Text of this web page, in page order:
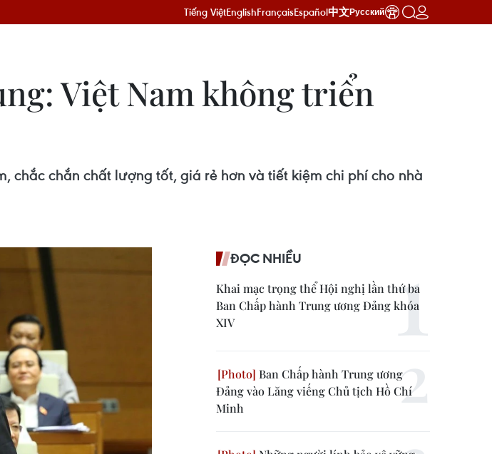
Tiếng ViệtEnglishFrançaisEspañol中文Русский
Việt Nam không triển
chắc chắn chất lượng tốt, giá rẻ hơn và tiết kiệm chi phí cho nhà
ĐỌC NHIỀU
Khai mạc trọng thể Hội nghị lần thứ ba
Ban Chấp hành Trung ương Đảng khóa
XIV
Ban Chấp hành Trung ương
Đảng vào Lăng viếng Chủ tịch Hồ Chí
Minh